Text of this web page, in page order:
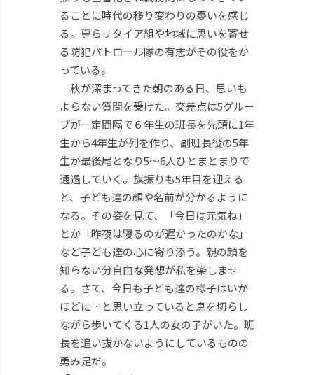
ることに時代の移り変わりの憂いを感じ
る。専らリタイア組や地域に思いを寄せ
る防犯パトロール隊の有志がその役をか
っている。
秋が深まってきた朝のある日、思いも
よらない質問を受けた。交差点は5グルー
プが一定間隔で６年生の班長を先頭に1年
生から4年生が列を作り、副班長役の5年
生が最後尾となり5～6人ひとまとまりで
通過していく。旗振りも5年目を迎える
と、子ども達の顔や名前が分かるように
なる。その姿を見て、「今日は元気ね」
とか「昨夜は寝るのが遅かったのかな」
など子ども達の心に寄り添う。親の顔を
知らない分自由な発想が私を楽しませ
る。さて、今日も子ども達の様子はいか
ほどに…と思い立っていると息を切らし
ながら歩いてくる1人の女の子がいた。班
長を追い抜かないようにしているものの
勇み足だ。